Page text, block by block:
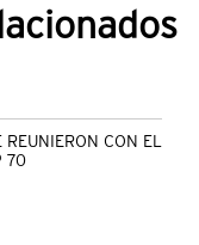
CON EL
70